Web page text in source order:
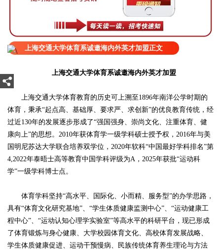
上海交通大学体育系诚邀海内外英才加盟正文
上海交通大学体育系诚邀海内外英才加盟
上海交通大学体育教育的历史可上溯至1896年南洋公学时期的
体育，秉承“起点高、基础厚、要求严、求创新”的优良教育传统，经
过近130年的发展逐步形成了“强国强身、崇尚文化、注重体育、健
康向上”的思想。2010年获体育学一级学科硕士授予权，2016年与美
国明尼苏达大学联合培养双学位，2020年软科“中国最好学科排名”第
4,2022年泰晤士高等教育中国学科评级为A，2025年获批“运动科
学”一级学科博士点。
体育学科坚持“高水平、国际化、小而精、服务型”的办学思路，
具有“体育文化研究基地”、“学生体质健康监测中心”、“运动健康工
程中心”、“运动认知心理学实验室”等高水平的科研平台，现已形成
了体育锻炼与身心健康、大学校园体育文化、高校体育发展战略、
学生体质健康促进、运动干预慢病、民族传统体育养生理论与方法